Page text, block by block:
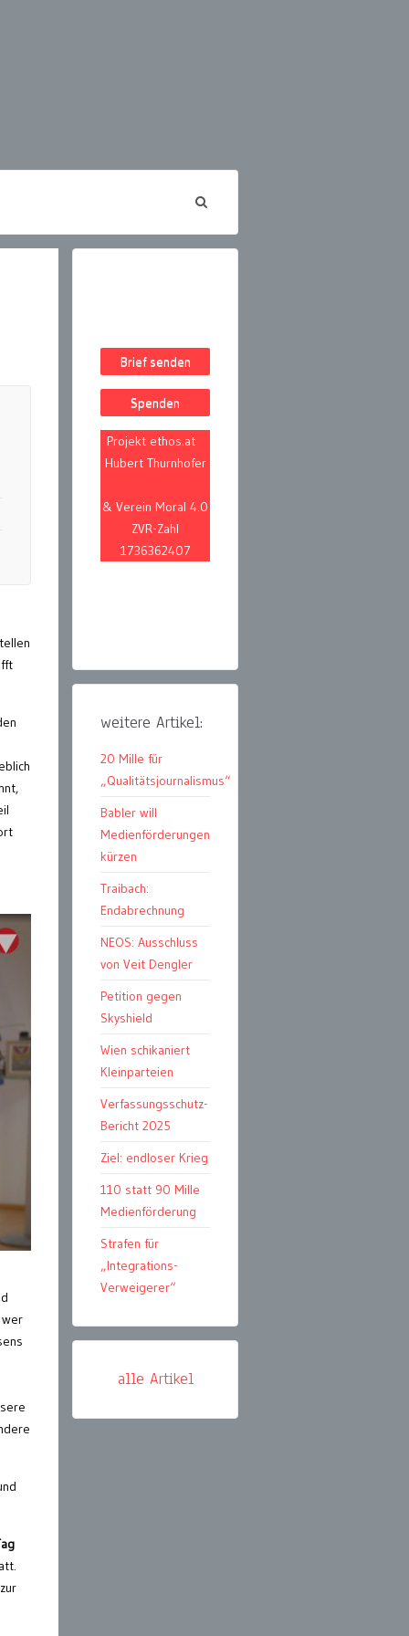
Brief senden
Spenden
Projekt ethos.at
Hubert Thurnhofer
& Verein Moral 4.0
ZVR-Zahl
1736362407
weitere Artikel:
20 Mille für
„Qualitätsjournalismus“
Babler will
Medienförderungen
kürzen
Traibach:
Endabrechnung
NEOS: Ausschluss
von Veit Dengler
Petition gegen
Skyshield
Wien schikaniert
Kleinparteien
Verfassungsschutz-
Bericht 2025
Ziel: endloser Krieg
110 statt 90 Mille
Medienförderung
Strafen für
„Integrations-
Verweigerer“
alle Artikel